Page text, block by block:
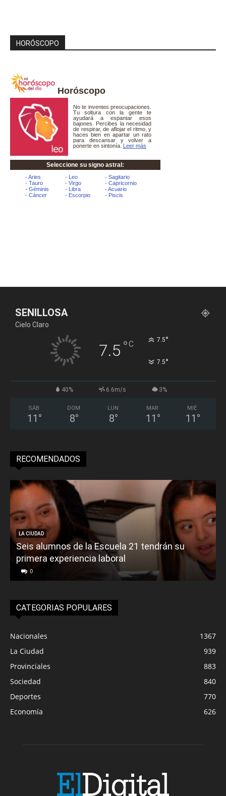
HORÓSCOPO
Horóscopo
SENILLOSA
Cielo Claro
7.5 °C 7.5°
7.5°
40% 6.6m/s 3%
SÁB
11 °
DOM
8°
LUN
8°
MAR
11 °
MIÉ
11 °
RECOMENDADOS
LA CIUDAD
Seis alumnos de la Escuela 21 tendrán su
primera experiencia laboral
0
CATEGORIAS POPULARES
Nacionales
1367
La Ciudad
939
Provinciales
883
Sociedad
840
Deportes
770
Economía
626